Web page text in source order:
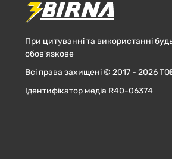
При цитуванні та використанні
обов'язкове
Всі права захищені © 2017 - 2026
Ідентифікатор медіа R40-06374